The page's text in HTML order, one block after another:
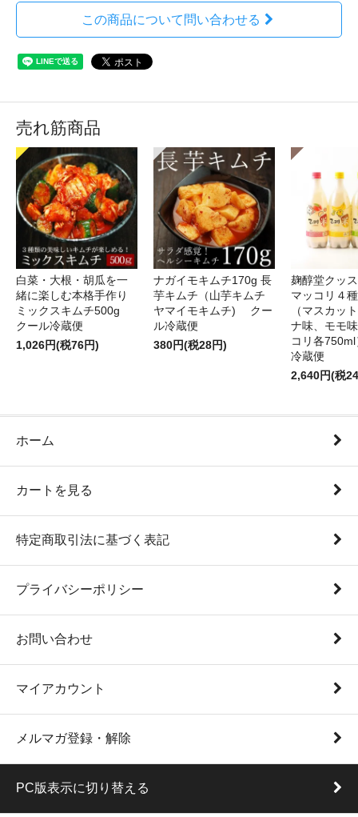
この商品について問い合わせる
売れ筋商品
白菜・大根・胡瓜を一
緒に楽しむ本格手作り
ミックスキムチ500g
クール冷蔵便
1,026円(税76円)
ナガイモキムチ170g 長
芋キムチ（山芋キムチ
ヤマイモキムチ) クー
ル冷蔵便
380円(税28円)
麹醇堂クッ
マッコリ４
（マスカッ
ナ味、モモ
コリ各
冷蔵便
2,640円(税
ホーム
カートを見る
特定商取引法に基づく表記
プライバシーポリシー
お問い合わせ
マイアカウント
メルマガ登録・解除
PC版表示に切り替える